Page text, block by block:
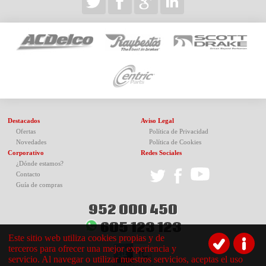
Destacados
Ofertas
Novedades
Corporativo
¿Dónde estamos?
Contacto
Guía de compras
Aviso Legal
Política de Privacidad
Política de Cookies
Redes Sociales
952 000 450
605 123 123
Este sitio web utiliza cookies propias y de
terceros para ofrecer una mejor experiencia y
servicio. Al navegar o utilizar nuestros servicios, aceptas el uso